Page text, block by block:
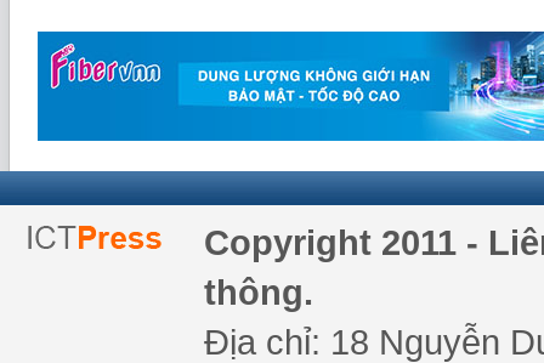
Copyright 2011 -
thông.
Địa chỉ: 18 Nguyễn